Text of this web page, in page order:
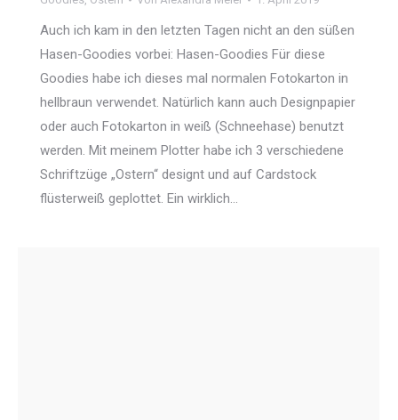
Auch ich kam in den letzten Tagen nicht an den süßen
Hasen-Goodies vorbei: Hasen-Goodies Für diese
Goodies habe ich dieses mal normalen Fotokarton in
hellbraun verwendet. Natürlich kann auch Designpapier
oder auch Fotokarton in weiß (Schneehase) benutzt
werden. Mit meinem Plotter habe ich 3 verschiedene
Schriftzüge „Ostern“ designt und auf Cardstock
flüsterweiß geplottet. Ein wirklich…